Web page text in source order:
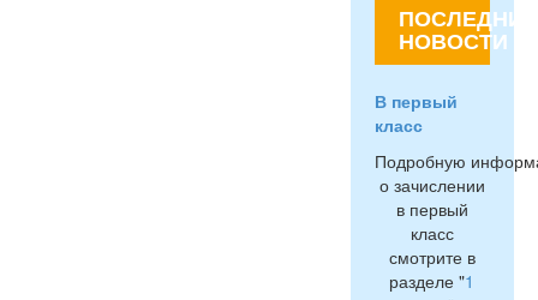
ПОСЛЕДНИЕ
НОВОСТИ
В первый
класс
Подробную
о зачислении
в первый
класс
смотрите в
разделе "1